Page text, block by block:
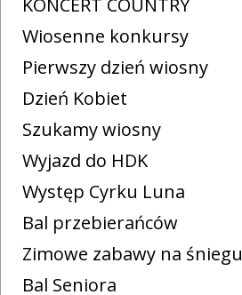
KONCERT COUNTRY
Wiosenne konkursy
Pierwszy dzień wiosny
Dzień Kobiet
Szukamy wiosny
Wyjazd do HDK
Występ Cyrku Luna
Bal przebierańców
Zimowe zabawy na śniegu
Bal Seniora